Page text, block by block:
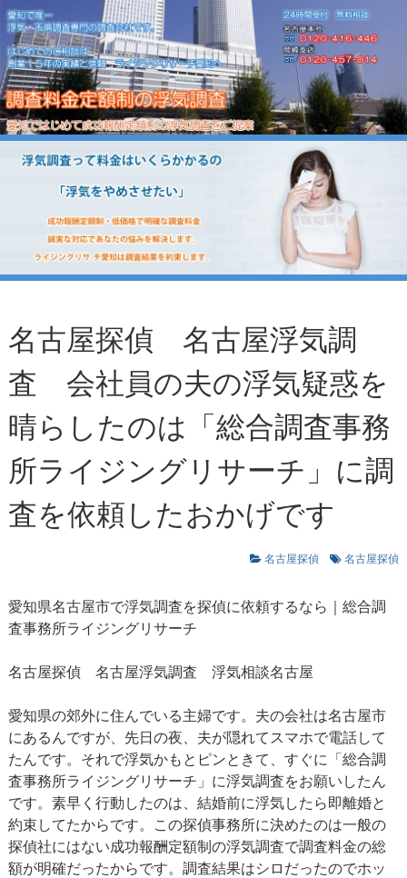
名古屋探偵 名古屋浮気調
査 会社員の夫の浮気疑惑を
晴らしたのは「総合調査事務
所ライジングリサーチ」に調
査を依頼したおかげです
名古屋探偵 名古屋探偵
愛知県名古屋市で浮気調査を探偵に依頼するなら｜総合調
査事務所ライジングリサーチ
名古屋探偵 名古屋浮気調査 浮気相談名古屋
愛知県の郊外に住んでいる主婦です。夫の会社は名古屋市
にあるんですが、先日の夜、夫が隠れてスマホで電話して
たんです。それで浮気かもとピンときて、すぐに「総合調
査事務所ライジングリサーチ」に浮気調査をお願いしたん
です。素早く行動したのは、結婚前に浮気したら即離婚と
約束してたからです。この探偵事務所に決めたのは一般の
探偵社にはない成功報酬定額制の浮気調査で調査料金の総
額が明確だったからです。調査結果はシロだったのでホッ